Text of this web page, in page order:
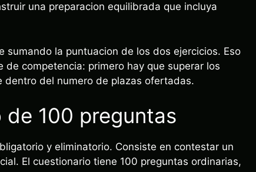
una preparacion equilibrada que incluya
la puntuacion de los dos ejercicios. Eso
competencia: primero hay que superar los
dentro del numero de plazas ofertadas.
100 preguntas
y eliminatorio. Consiste en contestar un
El cuestionario tiene 100 preguntas ordinarias,